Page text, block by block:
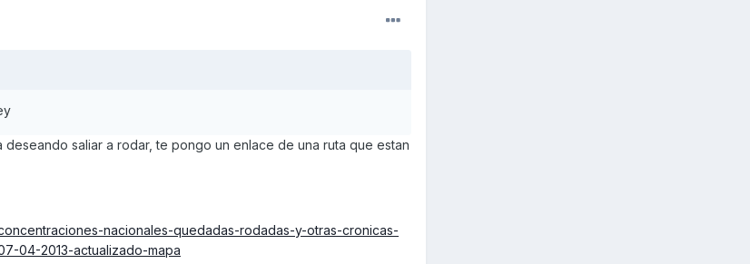
saliar a rodar, te pongo un enlace de una ruta que estan
nacionales-quedadas-rodadas-y-otras-cronicas-
04-2013-actualizado-mapa